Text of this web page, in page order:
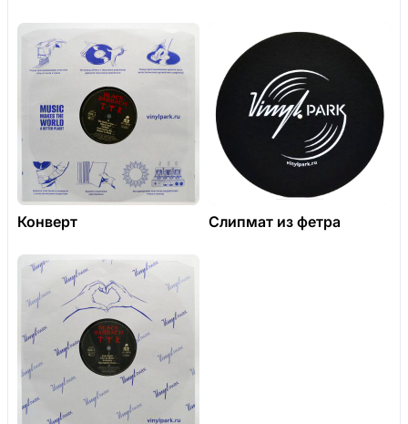
Конверт Слипмат из фетра